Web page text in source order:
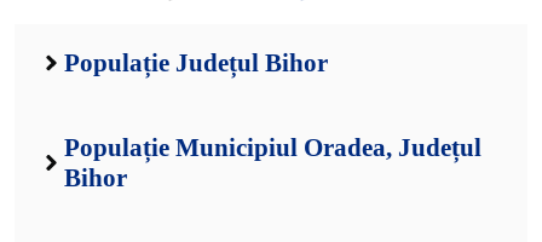
Populație Județul Bihor
Populație Municipiul Oradea, Județul
Bihor